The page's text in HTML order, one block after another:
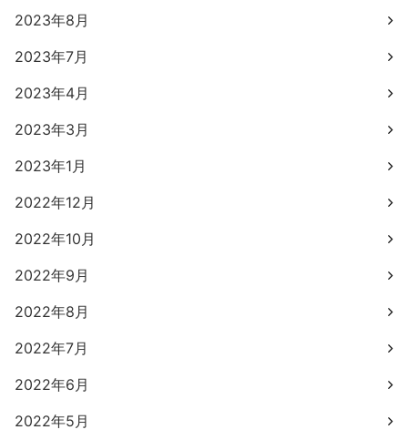
2023年8月
2023年7月
2023年4月
2023年3月
2023年1月
2022年12月
2022年10月
2022年9月
2022年8月
2022年7月
2022年6月
2022年5月